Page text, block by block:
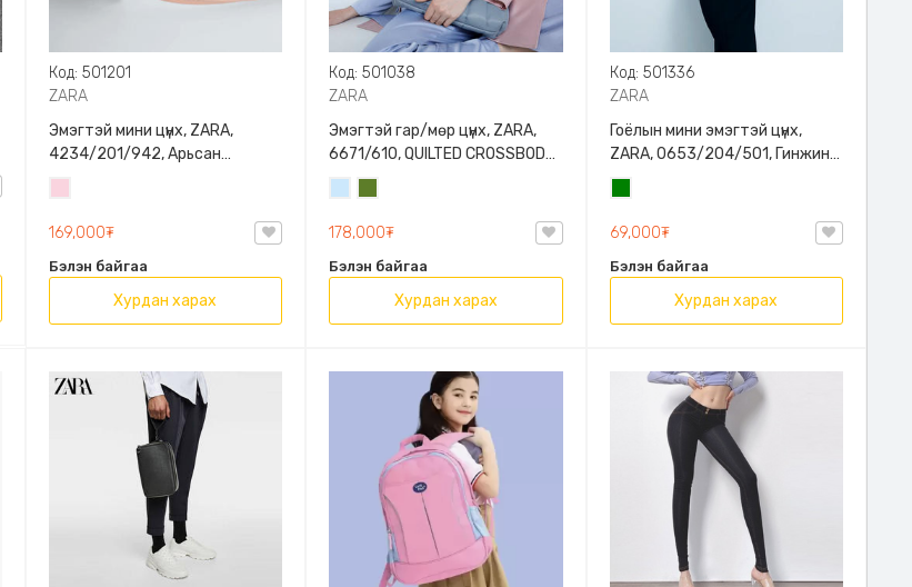
Код: 501201
ZARA
Эмэгтэй мини цүнх, ZARA,
4234/201/942, Арьсан
материалтай, LIMITED EDITION
OVAL LEATHER HANDBAG TRF
169,000₮
Бэлэн байгаа
Хурдан харах
Код: 501038
ZARA
Эмэгтэй гар/мөр цүнх, ZARA,
6671/610, QUILTED CROSSBODY
BAG WITH HANDLE
178,000₮
Бэлэн байгаа
Хурдан харах
Код: 501336
ZARA
Гоёлын мини эмэгтэй цүнх,
ZARA, 0653/204/501, Гинжин
оосортой, Дотроо тольтой
69,000₮
Бэлэн байгаа
Хурдан харах